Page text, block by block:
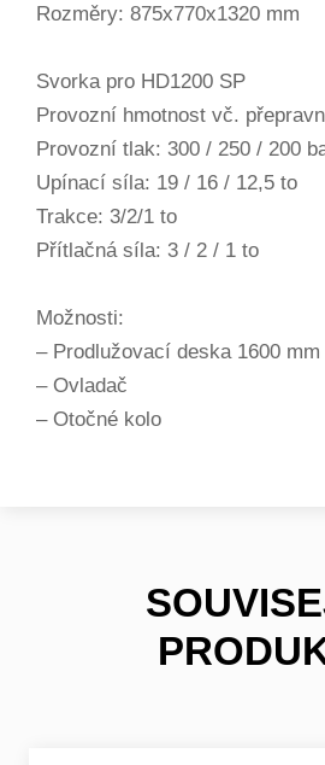
Rozměry: 875x770x1320 mm
Svorka pro HD1200 SP
Provozní hmotnost vč.
Provozní tlak: 300 / 250 / 200
Upínací síla: 19 / 16 / 12,5 to
Trakce: 3/2/1 to
Přítlačná síla: 3 / 2 / 1 to
Možnosti:
– Prodlužovací deska 1600 mm
– Ovladač
– Otočné kolo